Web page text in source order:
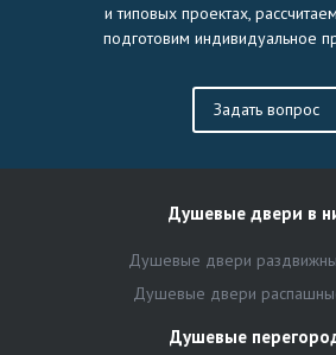
и типовых проектах,
подготовим индивидуальное
Задать вопрос
Душевые двери в
Душевые двери
Душевые двери
Душевые